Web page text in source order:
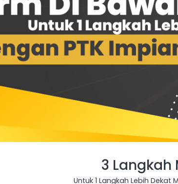
3 Langkah
Untuk 1 Langkah Lebih Dekat